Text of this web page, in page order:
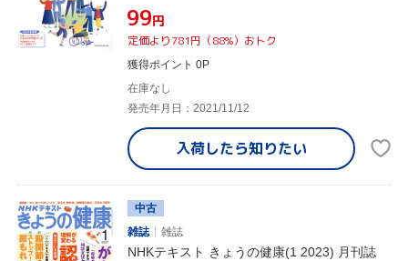
¥99円
定価より781円（88%）おトク
獲得ポイント 0P
在庫なし
発売年月日：2021/11/12
入荷したら知りたい
中古
雑誌
雑誌
NHKテキスト きょうの健康(1 2023) 月刊誌